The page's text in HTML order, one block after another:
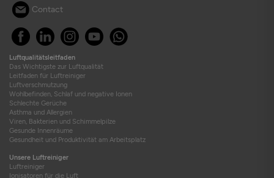
Contact
Luftqualitätsleitfaden
Das Wichtigste zur Luftqualität
Leitfaden für Luftreiniger
Luftverschmutzung
Wohlbefinden, Schlaf und negative Ionen
Schlechte Gerüche
Asthma und Allergien
Viren, Bakterien und Schimmelpilze
Gesunde Innenräume
Gesundheit und Produktivität am Arbeitsplatz
Unsere Luftreiniger
Luftreiniger
Ionisatoren für die Luft